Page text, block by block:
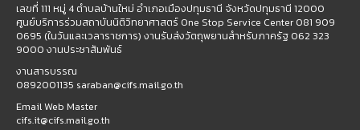
เลขที่ 111 หมู่ 4 ตำบลบ้านใหม่ อำเภอเมืองปทุมธานี จังหวัดปทุมธานี 12000
ศูนย์บริการร่วมสถาบันนิติวิทยาศาสตร์ One Stop Service Center 081 909
0695 (ในวันและเวลาราชการ) งานรับส่งวัตถุพยานสำหรับภาครัฐ 062 323
9000 งานประชาสัมพันธ์
งานสารบรรณ
0892001135 saraban@cifs.mail.go.th
Email Web Master
cifs.it@cifs.mail.go.th